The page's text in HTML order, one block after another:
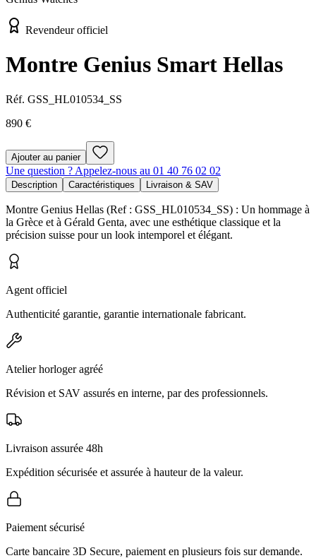
Revendeur officiel
Montre Genius Smart Hellas
Réf. GSS_HL010534_SS
890 €
Ajouter au panier
Une question ? Appelez-nous au 01 40 76 02 02
Description Caractéristiques Livraison & SAV
Montre Genius Hellas (Ref : GSS_HL010534_SS) : Un hommage à
la Grèce et à Gérald Genta, avec une esthétique classique et la
précision suisse pour un look intemporel et élégant.
Agent officiel
Authenticité garantie, garantie internationale fabricant.
Atelier horloger agréé
Révision et SAV assurés en interne, par des professionnels.
Livraison assurée 48h
Expédition sécurisée et assurée à hauteur de la valeur.
Paiement sécurisé
Carte bancaire 3D Secure, paiement en plusieurs fois sur demande.